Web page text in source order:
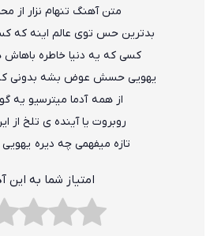
متن آهنگ تنهام نزار از
بدترین حس توی عالم اینه که
کسی که یه دنیا خاطره باهاش
یهویی حسش عوض بشه بدونی که
از همه آدما میترسیو یه
روبروت یا آینده ی تلخ از
تازه میفهمی چه دیره
امتیاز شما به این